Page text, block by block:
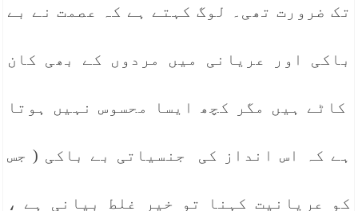
تک ضرورت تھی۔ لوگ کہتے ہے کہ عصمت نے بے
باکی اور عریانی میں مردوں کے بھی کان
کاٹے ہیں مگر کچھ ایسا محسوس نہیں ہوتا
ہے کہ اس انداز کی جنسیاتی بے باکی ( جس
کو عریانیت کہنا تو خیر غلط بیانی ہے ،